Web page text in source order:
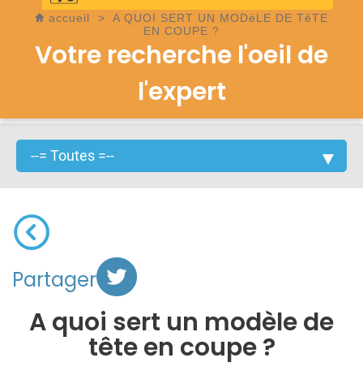
accueil >A QUOI SERT UN MODèLE DE TêTE
EN COUPE ?
Votre recherche l'oeil de
l'expert
Partager
A quoi sert un modèle de
tête en coupe ?